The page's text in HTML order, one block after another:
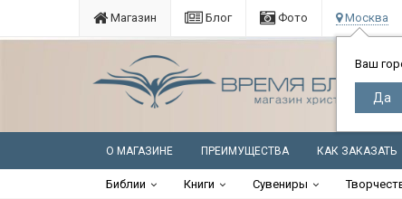
Магазин Блог Фото Москва
Ваш
О МАГАЗИНЕ ПРЕИМУЩЕСТВА КАК ЗАКАЗАТЬ
Библии Книги Сувениры